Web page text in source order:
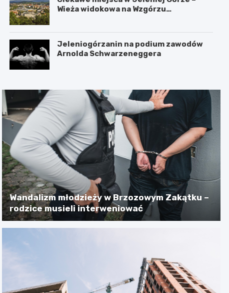
Wieża widokowa na Wzgórzu
Jeleniogórzanin na podium zawodów
Arnolda Schwarzeneggera
Wandalizm młodzieży w Brzozowym Zakątku –
rodzice musieli interweniować